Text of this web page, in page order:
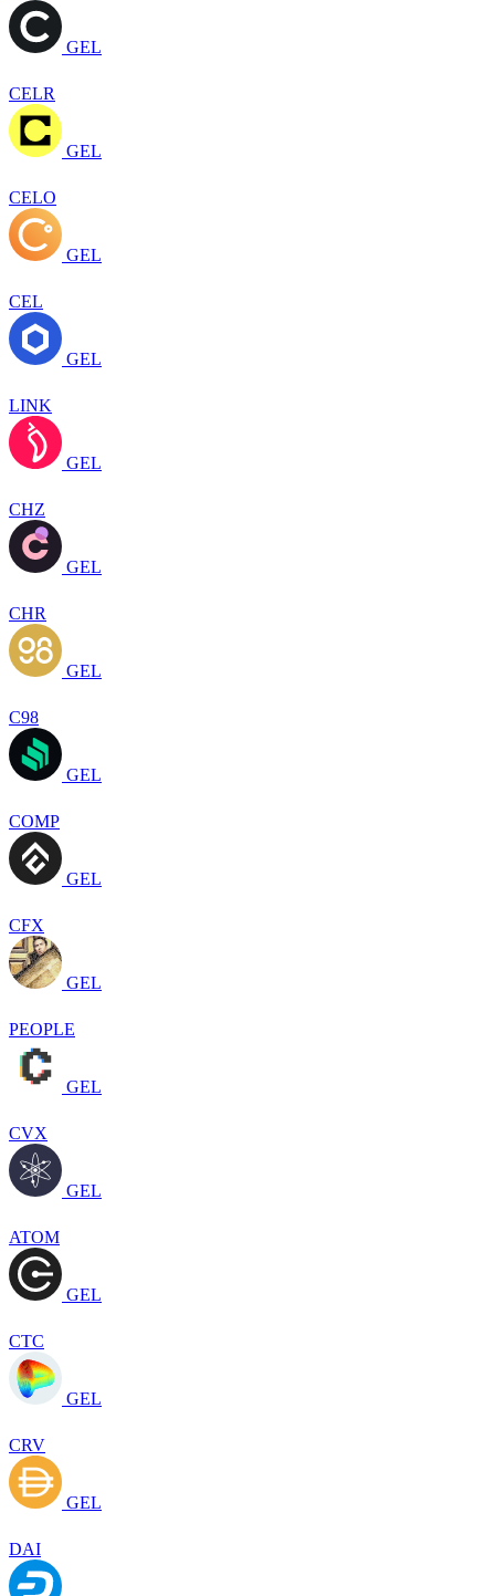
GEL
CELR
GEL
CELO
GEL
CEL
GEL
LINK
GEL
CHZ
GEL
CHR
GEL
C98
GEL
COMP
GEL
CFX
GEL
PEOPLE
GEL
CVX
GEL
ATOM
GEL
CTC
GEL
CRV
GEL
DAI